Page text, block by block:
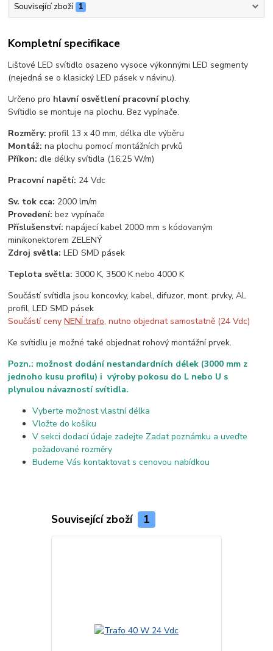
Související zboží 1
Kompletní specifikace
Lištové LED svítidlo osazeno vysoce výkonnými LED segmenty
(nejedná se o klasický LED pásek v návinu).
Určeno pro hlavní osvětlení pracovní plochy.
Svítidlo se montuje na plochu. Bez vypínače.
Rozměry: profil 13 x 40 mm, délka dle výběru
Montáž:na plochu pomocí montážních prvků
Příkon: dle délky svítidla (16,25 W/m)
Pracovní napětí: 24 Vdc
Sv. tok cca: 2000 lm/m
Provedení:bez vypínače
Příslušenství:napájecí kabel 2000 mm s kódovaným
minikonektorem ZELENÝ
Zdroj světla:LED SMD pásek
Teplota světla:3000 K, 3500 K nebo 4000 K
Součástí svítidla jsou koncovky, kabel, difuzor, mont. prvky, AL
profil, LED SMD pásek
Součástí cenyNENÍ trafo, nutno objednat samostatně (24 Vdc)
Ke svítidlu je možné také objednat rohový montážní prvek.
Pozn.: možnost dodání nestandardních délek (3000 mm z
jednoho kusu profilu) i výroby pokosu do L nebo U s
plynulou návazností svítidla.
Vyberte možnost vlastní délka
Vložte do košíku
V sekci dodací údaje zadejte Zadat poznámku a uveďte
požadované rozměry
Budeme Vás kontaktovat s cenovou nabídkou
Související zboží 1